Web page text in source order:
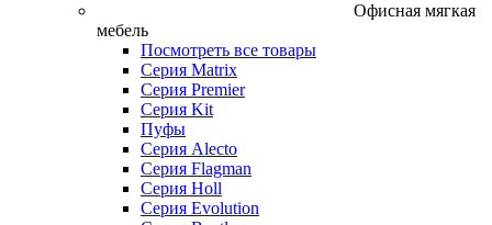
Офисная мягкая
мебель
Посмотреть все товары
Серия Matrix
Серия Premier
Серия Kit
Пуфы
Серия Alecto
Серия Flagman
Серия Holl
Серия Evolution